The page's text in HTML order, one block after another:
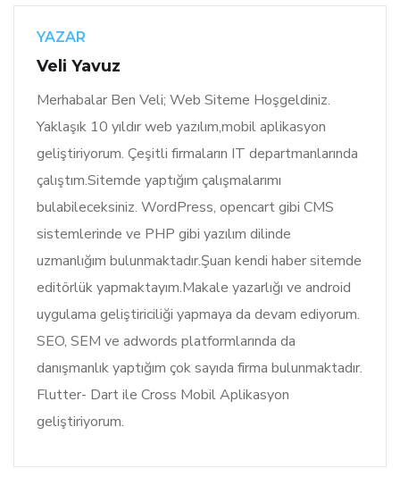
YAZAR
Veli Yavuz
Merhabalar Ben Veli; Web Siteme Hoşgeldiniz.
Yaklaşık 10 yıldır web yazılım,mobil aplikasyon
geliştiriyorum. Çeşitli firmaların IT departmanlarında
çalıştım.Sitemde yaptığım çalışmalarımı
bulabileceksiniz. WordPress, opencart gibi CMS
sistemlerinde ve PHP gibi yazılım dilinde
uzmanlığım bulunmaktadır.Şuan kendi haber sitemde
editörlük yapmaktayım.Makale yazarlığı ve android
uygulama geliştiriciliği yapmaya da devam ediyorum.
SEO, SEM ve adwords platformlarında da
danışmanlık yaptığım çok sayıda firma bulunmaktadır.
Flutter- Dart ile Cross Mobil Aplikasyon
geliştiriyorum.